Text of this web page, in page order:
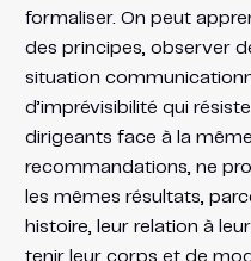
formaliser. On peut
des principes, observer
situation
d’imprévisibilité qui
dirigeants face à la
recommandations, ne
les mêmes résultats,
histoire, leur relation à
tenir leur corps et de